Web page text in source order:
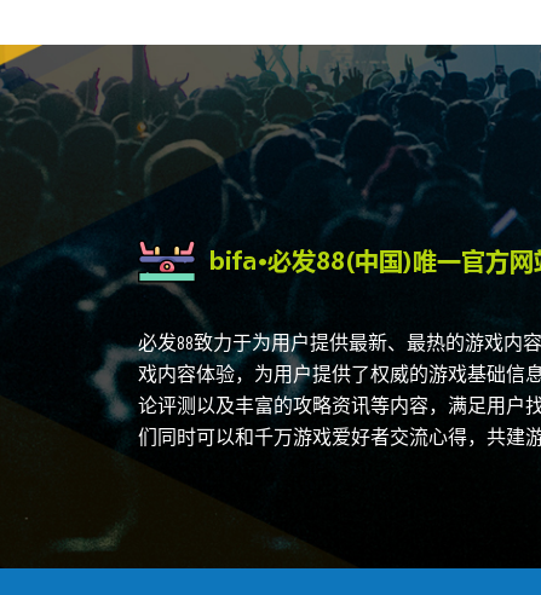
必发88致力于为用户提供最新、最热的游戏内
戏内容体验，为用户提供了权威的游戏基础信
论评测以及丰富的攻略资讯等内容，满足用户
们同时可以和千万游戏爱好者交流心得，共建游